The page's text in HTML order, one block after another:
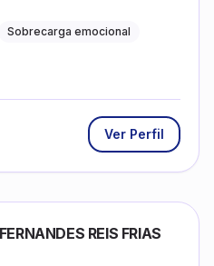
Sobrecarga emocional
Ver Perfil
REIS FRIAS